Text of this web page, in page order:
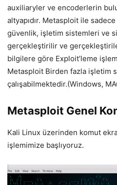
auxiliaryler ve encoderlerin
altyapıdır. Metasploit ile sadece
güvenlik, işletim sistemleri ve
gerçekleştirilir ve
bilgilere göre Exploit’leme
Metasploit Birden fazla işletim
çalışabilmektedir.(Windows,
Metasploit Genel
Kali Linux üzerinden komut
işlemimize başlıyoruz.